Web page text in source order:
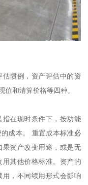
惯例，资产评估中的资
值和清算价格等四种。
在现时条件下，按功能
成本。 重置成本标准必
资产改变用途，或是无
其他价格标准。资产的
，不同续用形式会影响